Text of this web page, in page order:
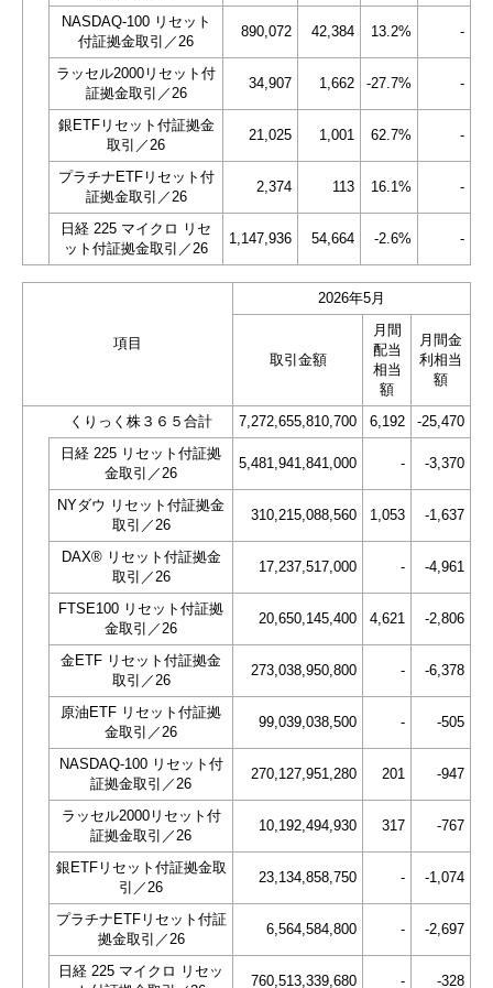
NASDAQ-100 リセット
付証拠金取引／26
890,072 42,384 13.2% -
ラッセル2000リセット付
証拠金取引／26
34,907 1,662 -27.7% -
銀ETFリセット付証拠金
取引／26
21,025 1,001 62.7% -
プラチナETFリセット付
証拠金取引／26
2,374 113 16.1% -
日経 225 マイクロ リセ
ット付証拠金取引／26
1,147,936 54,664 -2.6% -
項目
2026年5月
取引金額
月間
配当
相当
額
月間金
利相当
額
くりっく株３６５合計 7,272,655,810,700 6,192
-25,470
日経 225 リセット付証拠
金取引／26
5,481,941,841,000 - -3,370
NYダウ リセット付証拠金
取引／26
310,215,088,560 1,053 -1,637
DAX® リセット付証拠金
取引／26
17,237,517,000 - -4,961
FTSE100 リセット付証拠
金取引／26
20,650,145,400 4,621 -2,806
金ETF リセット付証拠金
取引／26
273,038,950,800 - -6,378
原油ETF リセット付証拠
金取引／26
99,039,038,500 - -505
NASDAQ-100 リセット付
証拠金取引／26
270,127,951,280 201 -947
ラッセル2000リセット付
証拠金取引／26
10,192,494,930 317 -767
銀ETFリセット付証拠金取
引／26
23,134,858,750 - -1,074
プラチナETFリセット付証
拠金取引／26
6,564,584,800 - -2,697
日経 225 マイクロ リセッ
760,513,339,680 - -328